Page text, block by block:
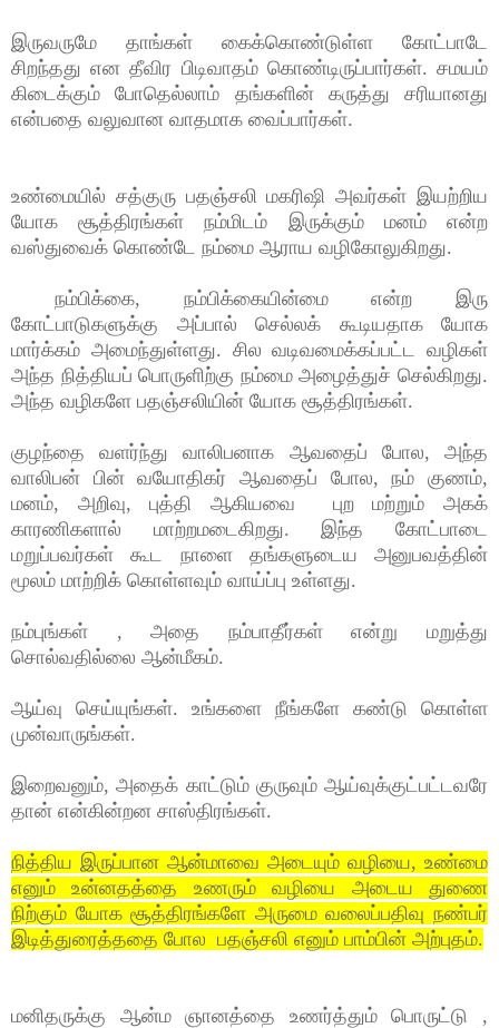
இருவருமே தாங்கள் கைக்கொண்டுள்ள கோட்பாடே
சிறந்தது என தீவிர பிடிவாதம் கொண்டிருப்பார்கள். சமயம்
கிடைக்கும் போதெல்லாம் தங்களின் கருத்து சரியானது
என்பதை வலுவான வாதமாக வைப்பார்கள்.
உண்மையில் சத்குரு பதஞ்சலி மகரிஷி அவர்கள் இயற்றிய
யோக சூத்திரங்கள் நம்மிடம் இருக்கும் மனம் என்ற
வஸ்துவைக் கொண்டே நம்மை ஆராய வழிகோலுகிறது.
நம்பிக்கை, நம்பிக்கையின்மை என்ற இரு
கோட்பாடுகளுக்கு அப்பால் செல்லக் கூடியதாக யோக
மார்க்கம் அமைந்துள்ளது. சில வடிவமைக்கப்பட்ட வழிகள்
அந்த நித்தியப் பொருளிற்கு நம்மை அழைத்துச் செல்கிறது.
அந்த வழிகளே பதஞ்சலியின் யோக சூத்திரங்கள்.
குழந்தை வளர்ந்து வாலிபனாக ஆவதைப் போல, அந்த
வாலிபன் பின் வயோதிகர் ஆவதைப் போல, நம் குணம்,
மனம், அறிவு, புத்தி ஆகியவை புற மற்றும் அகக்
காரணிகளால் மாற்றமடைகிறது. இந்த கோட்பாடை
மறுப்பவர்கள் கூட நாளை தங்களுடைய அனுபவத்தின்
மூலம் மாற்றிக் கொள்ளவும் வாய்ப்பு உள்ளது.
நம்புங்கள் , அதை நம்பாதீர்கள் என்று மறுத்து
சொல்வதில்லை ஆன்மீகம்.
ஆய்வு செய்யுங்கள். உங்களை நீங்களே கண்டு கொள்ள
முன்வாருங்கள்.
இறைவனும், அதைக் காட்டும் குருவும் ஆய்வுக்குட்பட்டவரே
தான் என்கின்றன சாஸ்திரங்கள்.
நித்திய இருப்பான ஆன்மாவை அடையும் வழியை, உண்மை
எனும் உன்னதத்தை உணரும் வழியை அடைய துணை
நிற்கும் யோக சூத்திரங்களே அருமை வலைப்பதிவு நண்பர்
இடித்துரைத்ததை போல பதஞ்சலி எனும் பாம்பின் அற்புதம்.
மனிதருக்கு ஆன்ம ஞானத்தை உணர்த்தும் பொருட்டு ,